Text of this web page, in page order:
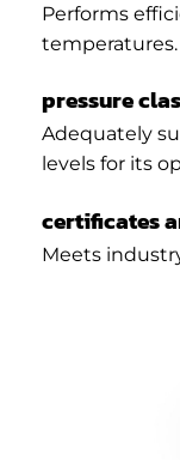
Performs
temperatures.
pressure
Adequately
levels for its
certificates
Meets